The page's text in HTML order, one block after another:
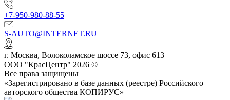
+7-950-980-88-55
S-AUTO@INTERNET.RU
г. Москва, Волоколамское шоссе 73, офис 613
ООО "КрасЦентр" 2026 ©
Все права защищены
«Зарегистрировано в базе данных (реестре) Российского
авторского общества КОПИРУС»